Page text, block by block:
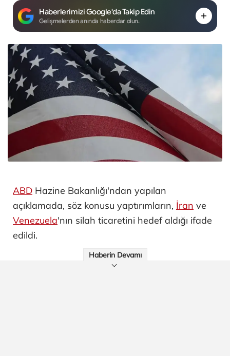
Haberlerimizi Google'da Takip Edin
Gelişmelerden anında haberdar olun.
ABD Hazine Bakanlığı'ndan yapılan
açıklamada, söz konusu yaptırımların, İran ve
Venezuela'nın silah ticaretini hedef aldığı ifade
edildi.
Haberin Devamı